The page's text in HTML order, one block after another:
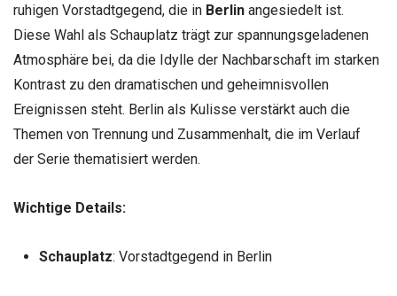
ruhigen Vorstadtgegend, die in Berlin angesiedelt ist.
Diese Wahl als Schauplatz trägt zur spannungsgeladenen
Atmosphäre bei, da die Idylle der Nachbarschaft im starken
Kontrast zu den dramatischen und geheimnisvollen
Ereignissen steht. Berlin als Kulisse verstärkt auch die
Themen von Trennung und Zusammenhalt, die im Verlauf
der Serie thematisiert werden.
Wichtige Details:
Schauplatz: Vorstadtgegend in Berlin